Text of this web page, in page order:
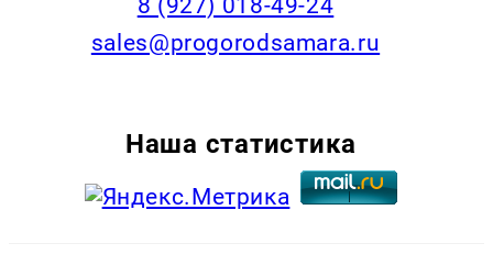
sales@progorodsamara.ru
Наша статистика